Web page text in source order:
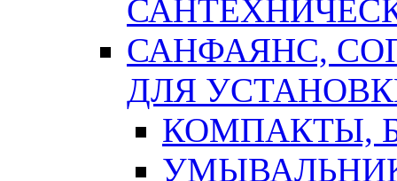
САНФАЯНС,
ДЛЯ
КОМПАКТЫ,